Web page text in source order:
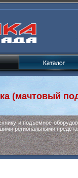
(мачтовый
и подъемное
региональными